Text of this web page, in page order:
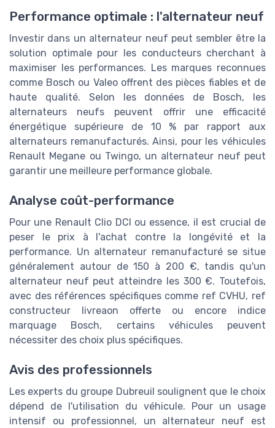
Performance optimale : l'alternateur neuf
Investir dans un alternateur neuf peut sembler être la
solution optimale pour les conducteurs cherchant à
maximiser les performances. Les marques reconnues
comme Bosch ou Valeo offrent des pièces fiables et de
haute qualité. Selon les données de Bosch, les
alternateurs neufs peuvent offrir une efficacité
énergétique supérieure de 10 % par rapport aux
alternateurs remanufacturés. Ainsi, pour les véhicules
Renault Megane ou Twingo, un alternateur neuf peut
garantir une meilleure performance globale.
Analyse coût-performance
Pour une Renault Clio DCI ou essence, il est crucial de
peser le prix à l'achat contre la longévité et la
performance. Un alternateur remanufacturé se situe
généralement autour de 150 à 200 €, tandis qu'un
alternateur neuf peut atteindre les 300 €. Toutefois,
avec des références spécifiques comme ref CVHU, ref
constructeur livreaon offerte ou encore indice
marquage Bosch, certains véhicules peuvent
nécessiter des choix plus spécifiques.
Avis des professionnels
Les experts du groupe Dubreuil soulignent que le choix
dépend de l'utilisation du véhicule. Pour un usage
intensif ou professionnel, un alternateur neuf est